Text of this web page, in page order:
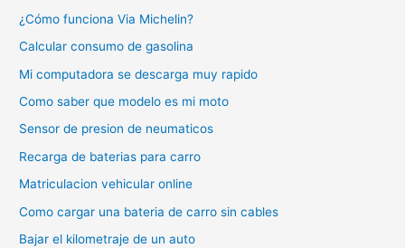
¿Cómo funciona Via Michelin?
Calcular consumo de gasolina
Mi computadora se descarga muy rapido
Como saber que modelo es mi moto
Sensor de presion de neumaticos
Recarga de baterias para carro
Matriculacion vehicular online
Como cargar una bateria de carro sin cables
Bajar el kilometraje de un auto